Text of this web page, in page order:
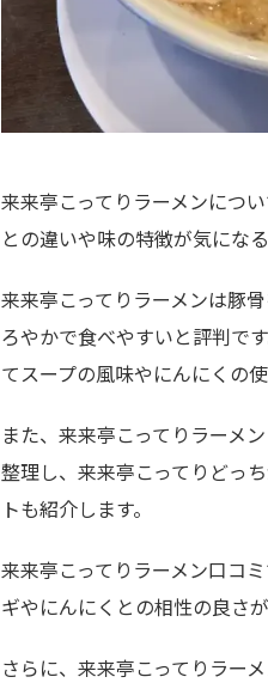
来来亭こってりラーメンにつ
との違いや味の特徴が気にな
来来亭こってりラーメンは豚
ろやかで食べやすいと評判で
てスープの風味やにんにくの
また、来来亭こってりラーメ
整理し、来来亭こってりどっ
トも紹介します。
来来亭こってりラーメン口コ
ギやにんにくとの相性の良さ
さらに、来来亭こってりラー